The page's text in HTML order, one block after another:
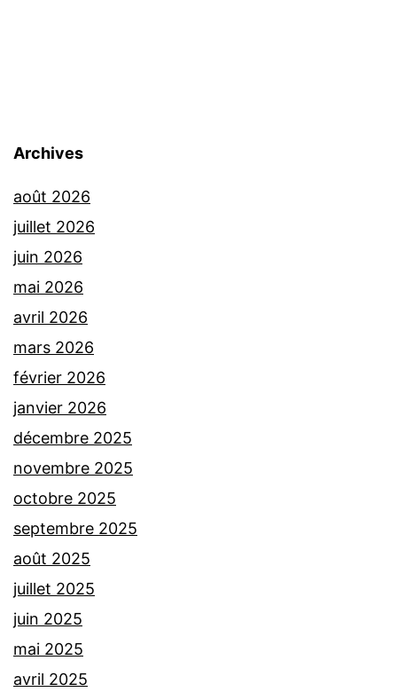
Archives
août 2026
juillet 2026
juin 2026
mai 2026
avril 2026
mars 2026
février 2026
janvier 2026
décembre 2025
novembre 2025
octobre 2025
septembre 2025
août 2025
juillet 2025
juin 2025
mai 2025
avril 2025